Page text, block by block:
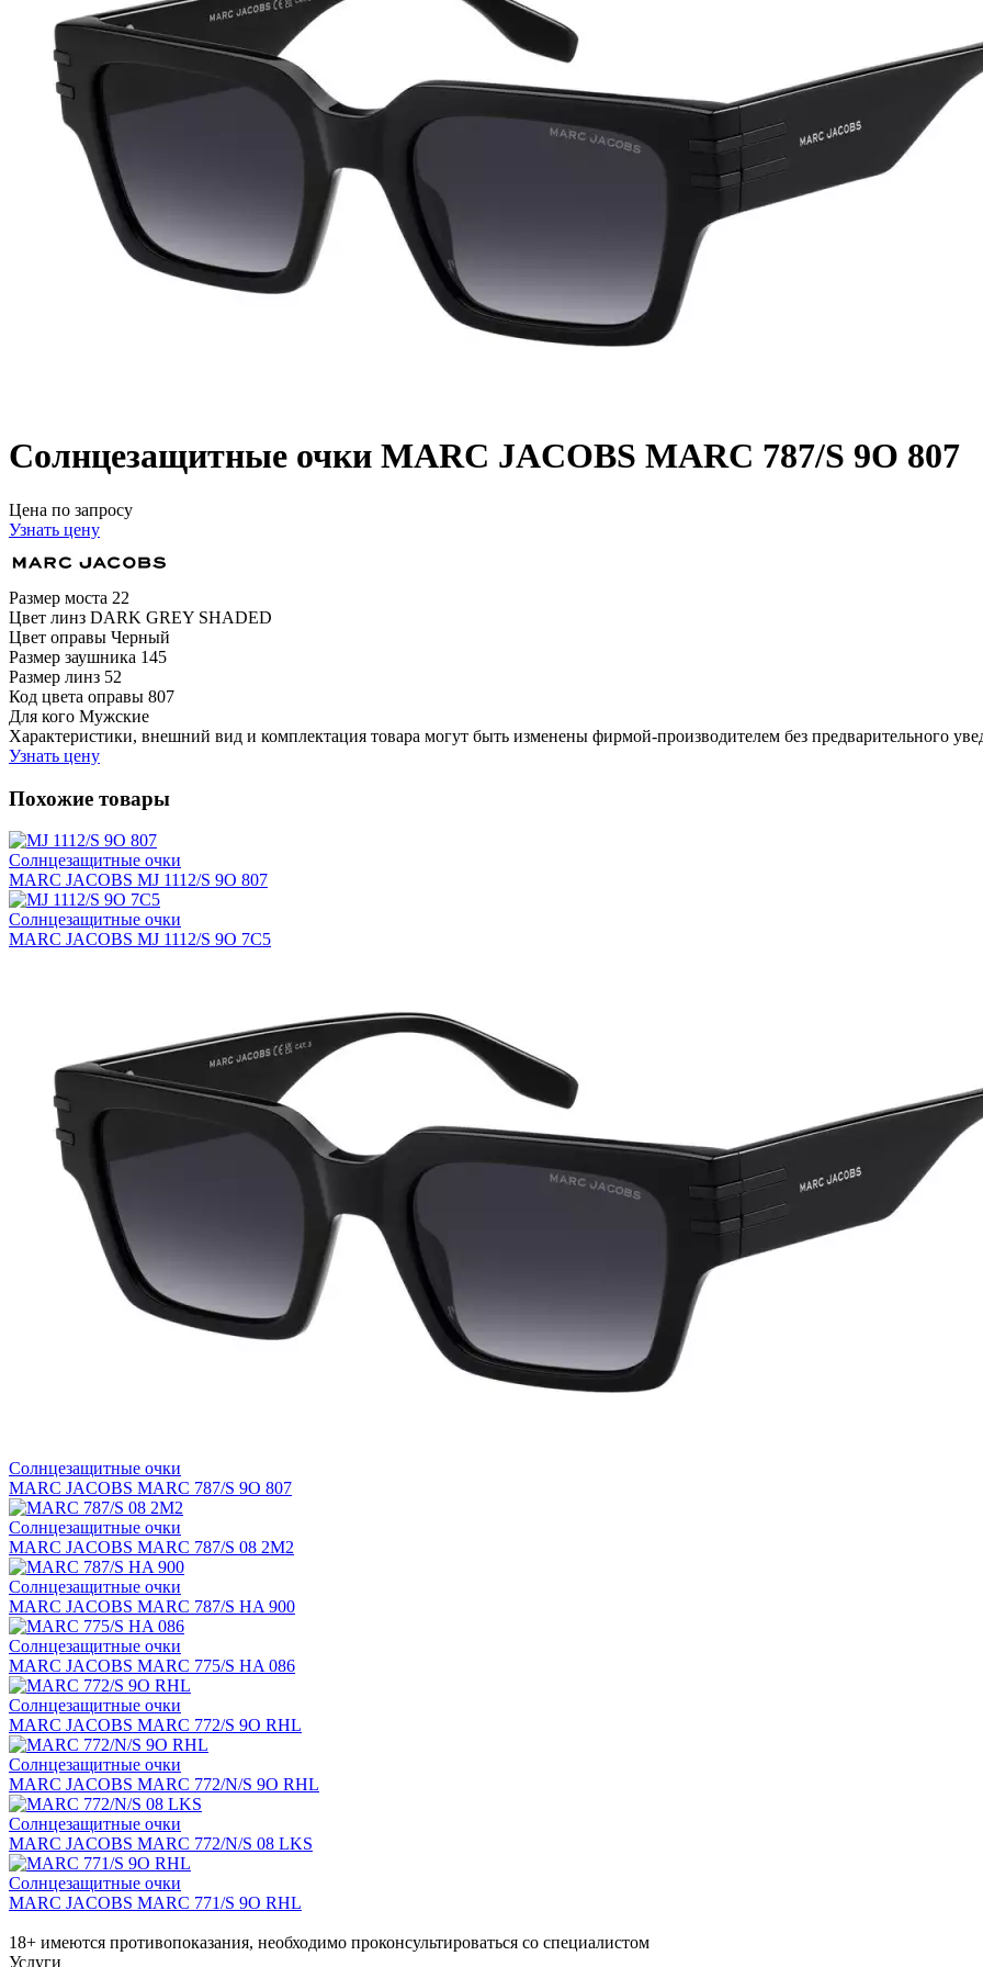
Солнцезащитные очки MARC JACOBS MARC 787/S 9O 807
Цена по запросу
Узнать цену
Размер моста 22
Цвет линз DARK GREY SHADED
Цвет оправы Черный
Размер заушника 145
Размер линз 52
Код цвета оправы 807
Для кого Мужские
Характеристики, внешний вид и комплектация товара могут быть изменены фирмой-производителем без предварительного
Узнать цену
Похожие товары
Солнцезащитные очки
MARC JACOBS MJ 1112/S 9O 807
Солнцезащитные очки
MARC JACOBS MJ 1112/S 9O 7C5
Солнцезащитные очки
MARC JACOBS MARC 787/S 9O 807
Солнцезащитные очки
MARC JACOBS MARC 787/S 08 2M2
Солнцезащитные очки
MARC JACOBS MARC 787/S HA 900
Солнцезащитные очки
MARC JACOBS MARC 775/S HA 086
Солнцезащитные очки
MARC JACOBS MARC 772/S 9O RHL
Солнцезащитные очки
MARC JACOBS MARC 772/N/S 9O RHL
Солнцезащитные очки
MARC JACOBS MARC 772/N/S 08 LKS
Солнцезащитные очки
MARC JACOBS MARC 771/S 9O RHL
18+ имеются противопоказания, необходимо проконсультироваться со специалистом
Услуги